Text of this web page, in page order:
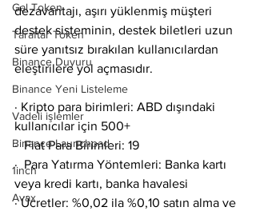
Gal Token
Taraftar Token
Binance Duyuru
Binance Yeni Listeleme
Vadeli işlemler
Binance Launchpad
1inch
Avax
dezavantajı, aşırı yüklenmiş müşteri
destek sisteminin, destek biletleri uzun
süre yanıtsız bırakılan kullanıcılardan
eleştirilere yol açmasıdır.
· Kripto para birimleri: ABD dışındaki
kullanıcılar için 500+
·  Fiat Para Birimleri: 19
·  Para Yatırma Yöntemleri: Banka kartı
veya kredi kartı, banka havalesi
· Ücretler: %0,02 ila %0,10 satın alma ve